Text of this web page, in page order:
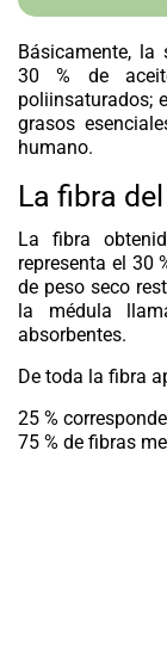
Básicamente,
30 % de
poliinsaturados;
grasos
humano.
La fibra
La fibra
representa el 30
de peso seco
la médula
absorbentes.
De toda la fibra
25 %
75 % de fibras